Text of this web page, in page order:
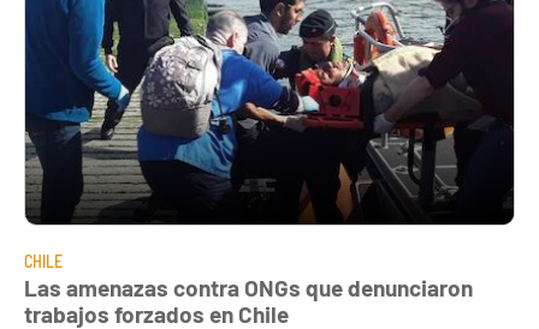
CHILE
Las amenazas contra ONGs que denunciaron
trabajos forzados en Chile